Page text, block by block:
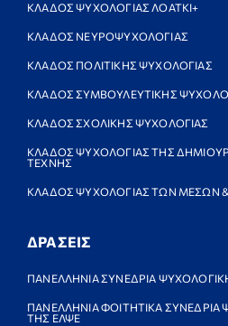
ΚΛΑΔΟΣ ΨΥΧΟΛΟΓΙΑΣ ΛΟΑΤΚΙ+
ΚΛΑΔΟΣ ΝΕΥΡΟΨΥΧΟΛΟΓΙΑΣ
ΚΛΑΔΟΣ ΠΟΛΙΤΙΚΗΣ ΨΥΧΟΛΟΓΙΑΣ
ΚΛΑΔΟΣ ΣΥΜΒΟΥΛΕΥΤΙΚΗΣ
ΚΛΑΔΟΣ ΣΧΟΛΙΚΗΣ ΨΥΧΟΛΟΓΙΑΣ
ΚΛΑΔΟΣ ΨΥΧΟΛΟΓΙΑΣ ΤΗΣ
ΤΕΧΝΗΣ
ΚΛΑΔΟΣ ΨΥΧΟΛΟΓΙΑΣ ΤΩΝ ΜΕΣΩΝ
ΔΡΑΣΕΙΣ
ΠΑΝΕΛΛΗΝΙΑ ΣΥΝΕΔΡΙΑ
ΠΑΝΕΛΛΗΝΙΑ ΦΟΙΤΗΤΙΚΑ
ΤΗΣ ΕΛΨΕ